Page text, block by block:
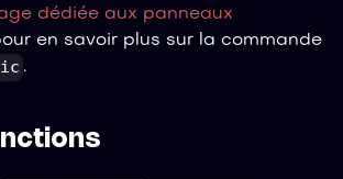
dédiée aux panneaux
en savoir plus sur la commande
.